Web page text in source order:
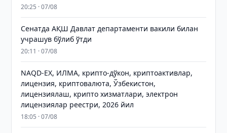
20:25 · 07/08
Сенатда АҚШ Давлат департаменти вакили билан
учрашув бўлиб ўтди
20:11 · 07/08
NAQD-EX, ИЛМА, крипто-дўкон, криптоактивлар,
лицензия, криптовалюта, Ўзбекистон,
лицензиялаш, крипто хизматлари, электрон
лицензиялар реестри, 2026 йил
18:05 · 07/08